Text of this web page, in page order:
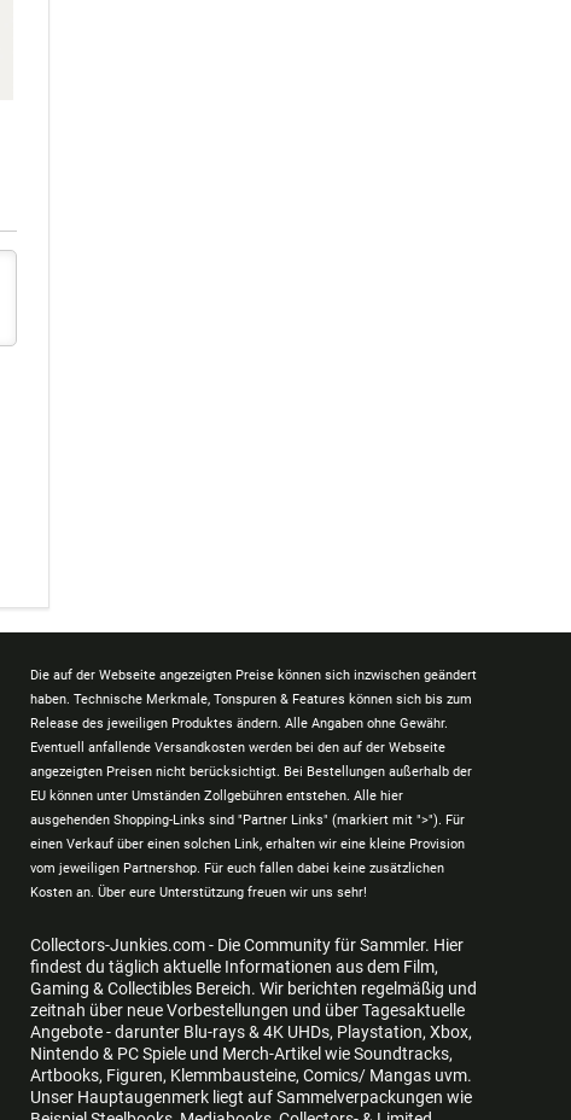
Die auf der Webseite angezeigten Preise können sich inzwischen geändert
haben. Technische Merkmale, Tonspuren & Features können sich bis zum
Release des jeweiligen Produktes ändern. Alle Angaben ohne Gewähr.
Eventuell anfallende Versandkosten werden bei den auf der Webseite
angezeigten Preisen nicht berücksichtigt. Bei Bestellungen außerhalb der
EU können unter Umständen Zollgebühren entstehen. Alle hier
ausgehenden Shopping-Links sind "Partner Links" (markiert mit ">"). Für
einen Verkauf über einen solchen Link, erhalten wir eine kleine Provision
vom jeweiligen Partnershop. Für euch fallen dabei keine zusätzlichen
Kosten an. Über eure Unterstützung freuen wir uns sehr!
Collectors-Junkies.com - Die Community für Sammler. Hier
findest du täglich aktuelle Informationen aus dem Film,
Gaming & Collectibles Bereich. Wir berichten regelmäßig und
zeitnah über neue Vorbestellungen und über Tagesaktuelle
Angebote - darunter Blu-rays & 4K UHDs, Playstation, Xbox,
Nintendo & PC Spiele und Merch-Artikel wie Soundtracks,
Artbooks, Figuren, Klemmbausteine, Comics/ Mangas uvm.
Unser Hauptaugenmerk liegt auf Sammelverpackungen wie